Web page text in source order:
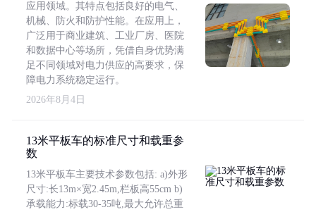
应用领域。其特点包括良好的电气、
机械、防火和防护性能。在应用上，
广泛用于商业建筑、工业厂房、医院
和数据中心等场所，凭借自身优势满
足不同领域对电力供应的高要求，保
障电力系统稳定运行。
2026年8月4日
13米平板车的标准尺寸和载重参
数
13米平板车主要技术参数包括: a)外形
尺寸:长13m×宽2.45m,栏板高55cm b)
承载能力:标载30-35吨,最大允许总重